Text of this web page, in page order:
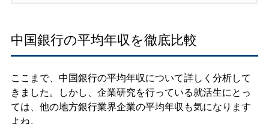
中国銀行の平均年収を徹底比較
ここまで、中国銀行の平均年収について詳しく分析して
きました。しかし、企業研究を行っている就活生にとっ
ては、他の地方銀行業界企業の平均年収も気になります
よね。